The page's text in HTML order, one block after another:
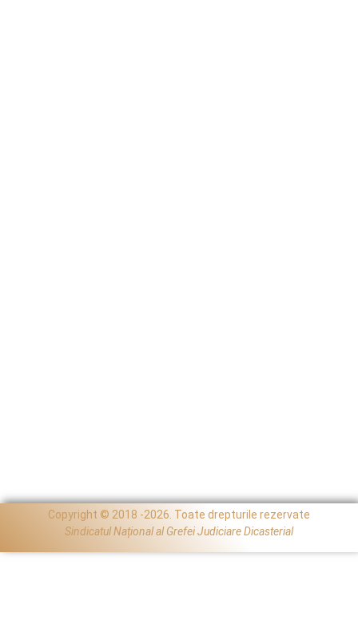
Copyright © 2018 -2026. Toate drepturile rezervate
Sindicatul Național al Grefei Judiciare Dicasterial